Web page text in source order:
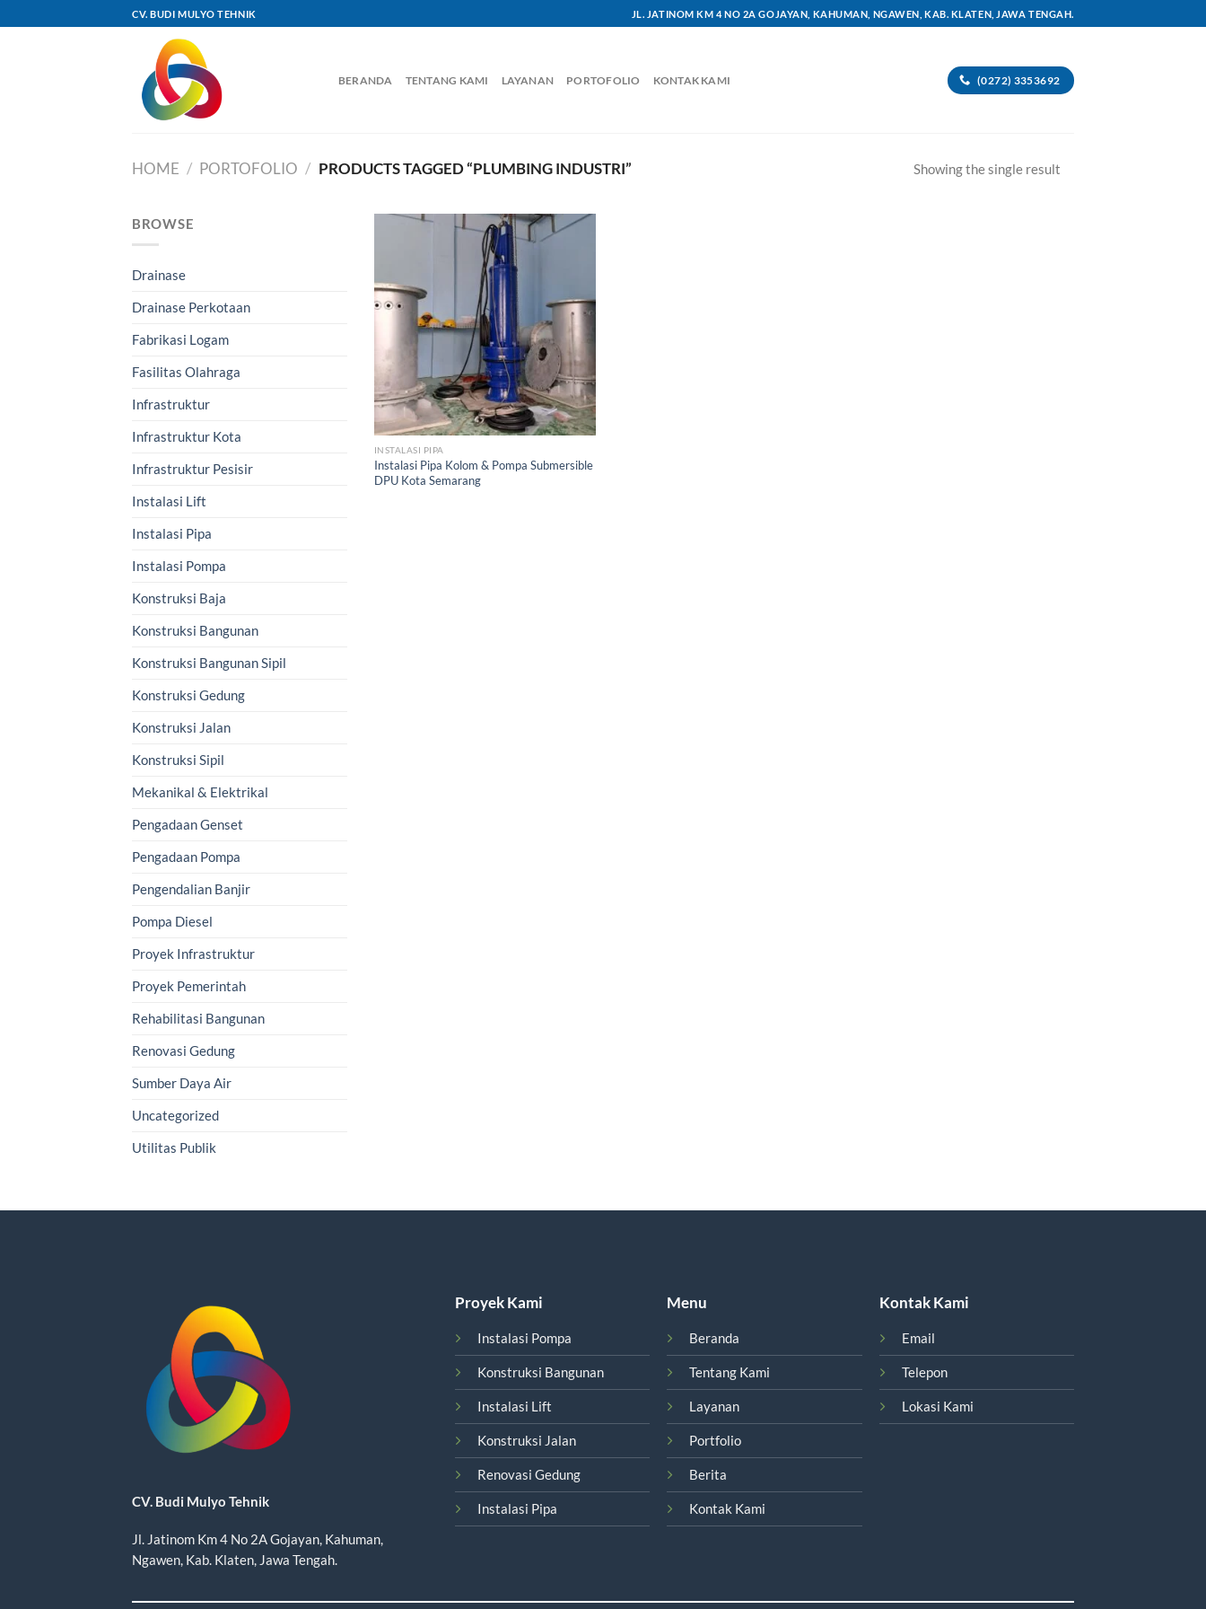
to
CV. BUDI MULYO TEHNIK JL. JATINOM KM 4 NO 2A GOJAYAN, KAHUMAN, NGAWEN, KAB. KLATEN, JAWA TENGAH.
BERANDA TENTANG KAMI LAYANAN PORTOFOLIO KONTAK KAMI (0272) 3353692
HOME / PORTOFOLIO / PRODUCTS TAGGED “PLUMBING INDUSTRI” Showing the single result
BROWSE
Drainase
Drainase Perkotaan
Fabrikasi Logam
Fasilitas Olahraga
Infrastruktur
Infrastruktur Kota
Infrastruktur Pesisir
Instalasi Lift
Instalasi Pipa
Instalasi Pompa
Konstruksi Baja
Konstruksi Bangunan
Konstruksi Bangunan Sipil
Konstruksi Gedung
Konstruksi Jalan
Konstruksi Sipil
Mekanikal & Elektrikal
Pengadaan Genset
Pengadaan Pompa
Pengendalian Banjir
Pompa Diesel
Proyek Infrastruktur
Proyek Pemerintah
Rehabilitasi Bangunan
Renovasi Gedung
Sumber Daya Air
Uncategorized
Utilitas Publik
INSTALASI PIPA
Instalasi Pipa Kolom & Pompa Submersible
DPU Kota Semarang
CV. Budi Mulyo Tehnik
Jl. Jatinom Km 4 No 2A Gojayan, Kahuman,
Ngawen, Kab. Klaten, Jawa Tengah.
Proyek Kami
Instalasi Pompa
Konstruksi Bangunan
Instalasi Lift
Konstruksi Jalan
Renovasi Gedung
Instalasi Pipa
Menu
Beranda
Tentang Kami
Layanan
Portfolio
Berita
Kontak Kami
Kontak Kami
Email
Telepon
Lokasi Kami